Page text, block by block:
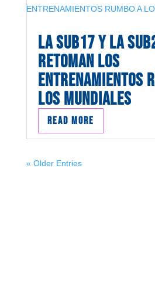
LA SUB17 Y LA
RETOMAN LOS
ENTRENAMIENTOS
LOS MUNDIALES
read more
« Older Entries